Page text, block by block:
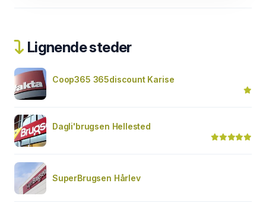
Lignende steder
Coop365 365discount Karise
Dagli'brugsen Hellested
SuperBrugsen Hårlev